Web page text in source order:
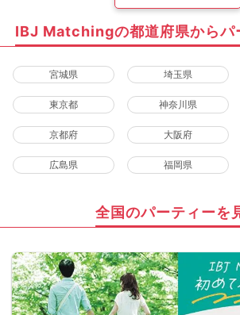
IBJ Matchingの都道府県からパ
宮城県 埼玉県
東京都 神奈川県
京都府 大阪府
広島県 福岡県
全国のパーティーを